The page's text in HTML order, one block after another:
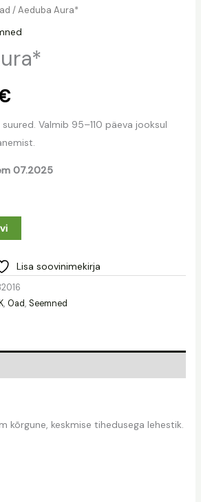
/ Aeduba Aura*
Valmib 95–110 päeva jooksul
07.2025
Lisa soovinimekirja
, Oad, Seemned
kõrgune, keskmise tihedusega lehestik.